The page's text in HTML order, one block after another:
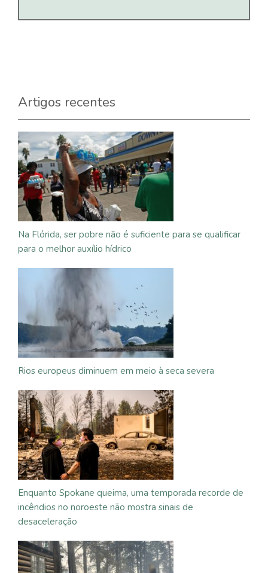
Artigos recentes
Na Flórida, ser pobre não é suficiente para se qualificar
para o melhor auxílio hídrico
Rios europeus diminuem em meio à seca severa
Enquanto Spokane queima, uma temporada recorde de
incêndios no noroeste não mostra sinais de
desaceleração